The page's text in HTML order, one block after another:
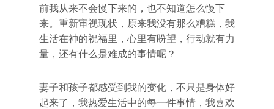
前我从来不会慢下来的，也不知道怎么慢下
来。重新审视现状，原来我没有那么糟糕，我
生活在神的祝福里，心里有盼望，行动就有力
量，还有什么是难成的事情呢？
妻子和孩子都感受到我的变化，不只是身体好
起来了，我热爱生活中的每一件事情，我喜欢